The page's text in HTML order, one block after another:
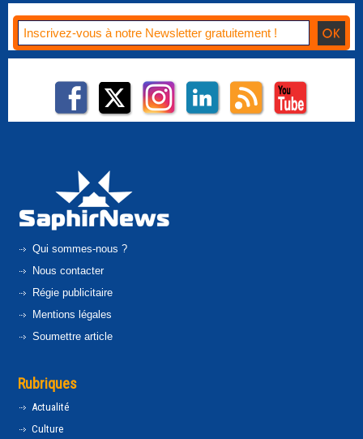
Qui sommes-nous ?
Nous contacter
Régie publicitaire
Mentions légales
Soumettre article
Rubriques
Actualité
Culture